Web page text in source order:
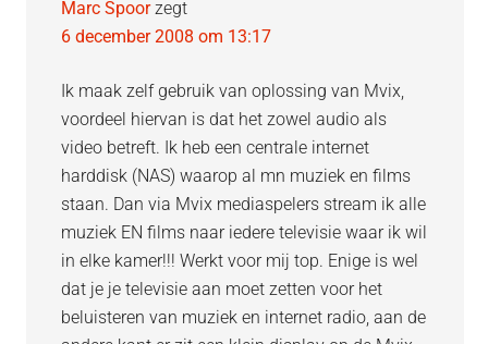
Marc Spoor zegt
6 december 2008 om 13:17
Ik maak zelf gebruik van oplossing van Mvix,
voordeel hiervan is dat het zowel audio als
video betreft. Ik heb een centrale internet
harddisk (NAS) waarop al mn muziek en films
staan. Dan via Mvix mediaspelers stream ik alle
muziek EN films naar iedere televisie waar ik wil
in elke kamer!!! Werkt voor mij top. Enige is wel
dat je je televisie aan moet zetten voor het
beluisteren van muziek en internet radio, aan de